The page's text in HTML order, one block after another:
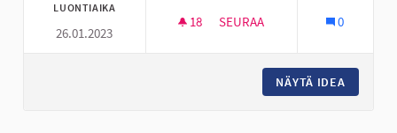
LUONTIAIKA
26.01.2023
18 18 SEURAAJAA
SEURAA 0
NÄYTÄ IDEA